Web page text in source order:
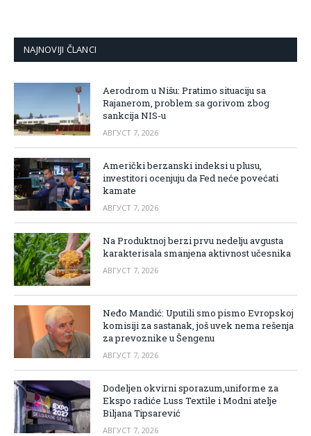
NAJNOVIJI ČLANCI
Aerodrom u Nišu: Pratimo situaciju sa
Rajanerom, problem sa gorivom zbog
sankcija NIS-u
АВГУСТ 7, 2026
Američki berzanski indeksi u plusu,
investitori ocenjuju da Fed neće povećati
kamate
АВГУСТ 7, 2026
Na Produktnoj berzi prvu nedelju avgusta
karakterisala smanjena aktivnost učesnika
АВГУСТ 7, 2026
Neđo Mandić: Uputili smo pismo Evropskoj
komisiji za sastanak, još uvek nema rešenja
za prevoznike u Šengenu
АВГУСТ 7, 2026
Dodeljen okvirni sporazum,uniforme za
Ekspo radiće Luss Textile i Modni atelje
Biljana Tipsarević
АВГУСТ 7, 2026